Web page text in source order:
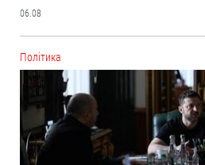
06.08
Політика